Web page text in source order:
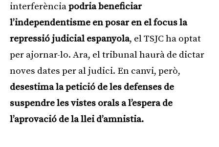
interferènciapodria beneficiar
l’independentisme en posar en el focus la
repressió judicial espanyola, el TSJC ha optat
per ajornar-lo. Ara, el tribunal haurà de dictar
noves dates per al judici. En canvi, però,
desestima la petició de les defenses de
suspendre les vistes orals a l’espera de
l’aprovació de la llei d’amnistia.